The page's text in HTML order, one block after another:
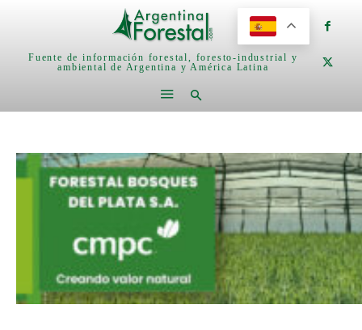
Fuente de información forestal, foresto-industrial y
ambiental de Argentina y América Latina